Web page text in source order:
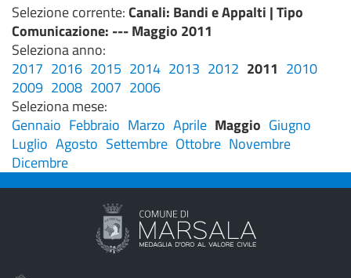
Selezione corrente:Canali: Bandi e Appalti |Tipo
Comunicazione: --- Maggio 2011
Seleziona anno:
2017 2016 2015 2014 2013 2012 2011 2010
2009 2008 2007 2006
Seleziona mese:
Gennaio Febbraio Marzo Aprile Maggio Giugno
Luglio Agosto Settembre Ottobre Novembre
Dicembre